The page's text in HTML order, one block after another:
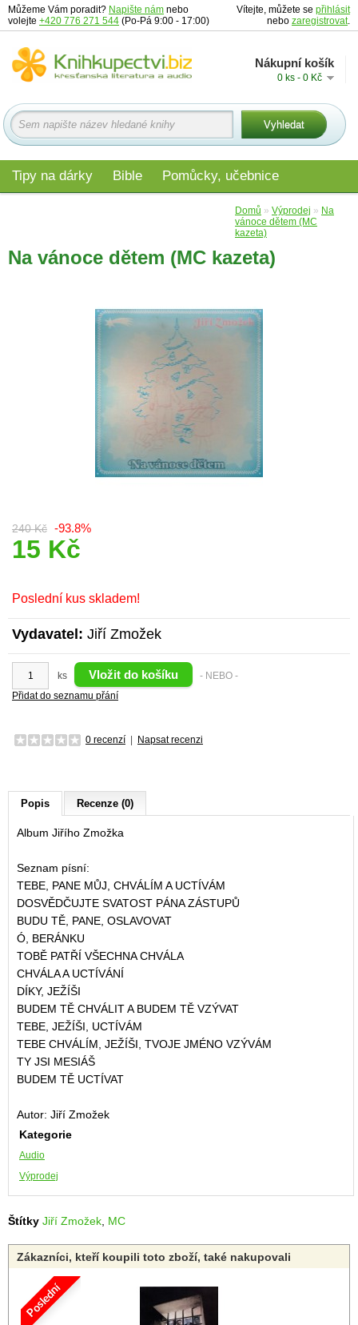
Můžeme Vám poradit? Napište nám nebo
volejte +420 776 271 544 (Po-Pá 9:00 - 17:00)
Vítejte, můžete se přihlásit
nebo zaregistrovat.
Nákupní košík
0 ks - 0 Kč
Tipy na dárky Bible Pomůcky, učebnice
Domů » Výprodej » Na
vánoce dětem (MC
kazeta)
Na vánoce dětem (MC kazeta)
240 Kč -93.8%
15 Kč
Poslední kus skladem!
Vydavatel: Jiří Zmožek
ks
- NEBO -
Přidat do seznamu přání
0 recenzí | Napsat recenzi
Popis Recenze (0)
Album Jiřího Zmožka
Seznam písní:
TEBE, PANE MŮJ, CHVÁLÍM A UCTÍVÁM
DOSVĚDČUJTE SVATOST PÁNA ZÁSTUPŮ
BUDU TĚ, PANE, OSLAVOVAT
Ó, BERÁNKU
TOBĚ PATŘÍ VŠECHNA CHVÁLA
CHVÁLA A UCTÍVÁNÍ
DÍKY, JEŽÍŠI
BUDEM TĚ CHVÁLIT A BUDEM TĚ VZÝVAT
TEBE, JEŽÍŠI, UCTÍVÁM
TEBE CHVÁLÍM, JEŽÍŠI, TVOJE JMÉNO VZÝVÁM
TY JSI MESIÁŠ
BUDEM TĚ UCTÍVAT
Autor: Jiří Zmožek
Kategorie
Audio
Výprodej
Štítky Jiří Zmožek MC
Zákazníci, kteří koupili toto zboží, také nakupovali
Poslední